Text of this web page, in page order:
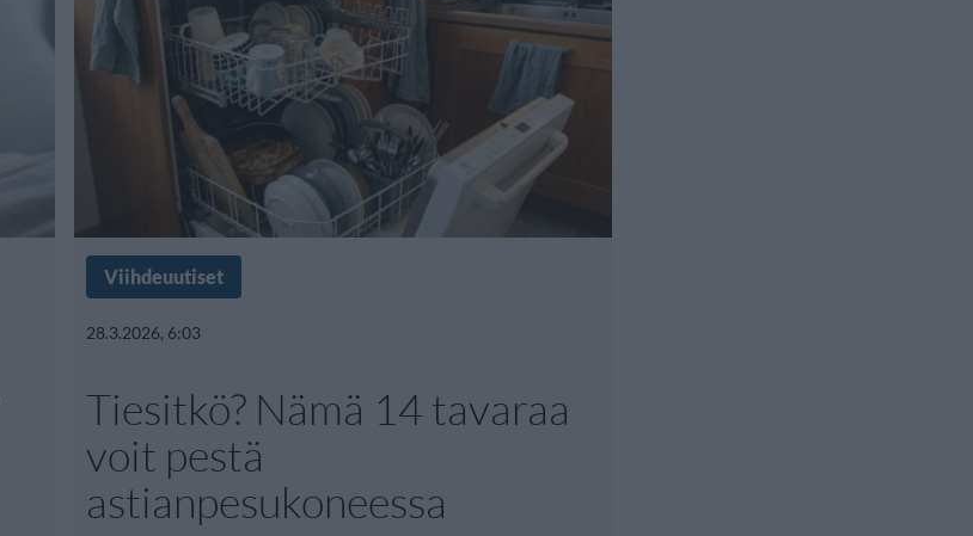
Viihdeuutiset
28.3.2026, 6:03
Tiesitkö? Nämä 14 tavaraa
voit pestä
astianpesukoneessa